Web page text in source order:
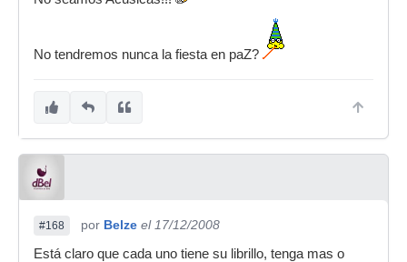
No tendremos nunca la fiesta en paZ?
#168 por Belze el 17/12/2008
Está claro que cada uno tiene su librillo, tenga mas o